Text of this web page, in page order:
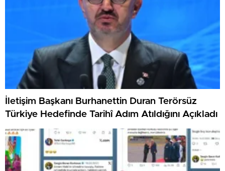
İletişim Başkanı Burhanettin Duran Terörsüz
Türkiye Hedefinde Tarihî Adım Atıldığını Açıkladı